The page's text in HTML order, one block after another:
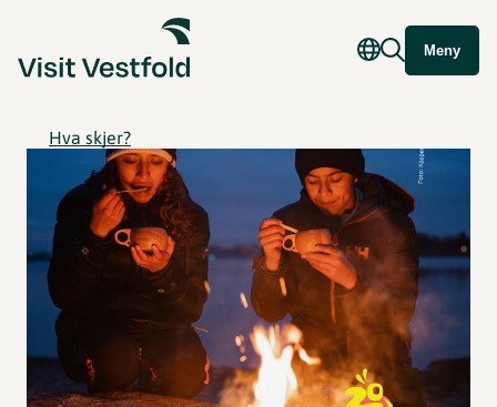
Meny
Hva skjer?